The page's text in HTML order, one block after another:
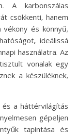
A karbonszálas
csökkenti, hanem
és könnyű,
ideálissá
használatra. Az
vonalak egy
a készüléknek,
és a háttérvilágítás
gépeljen
tapintása és